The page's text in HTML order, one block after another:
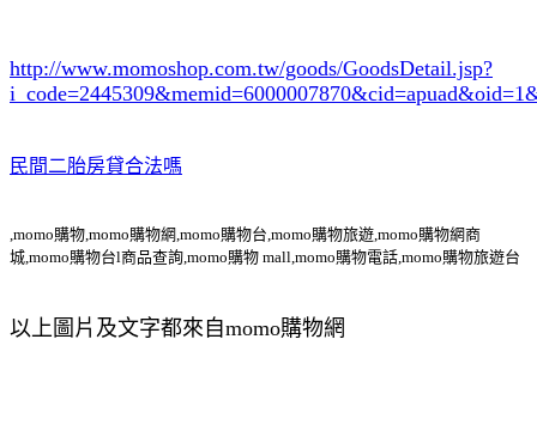
http://www.momoshop.com.tw/goods/GoodsDetail.jsp?
i_code=2445309
民間二胎房貸合法嗎
,momo購物,momo購物網,momo購物台,momo購物旅遊,momo購物網商
城,momo購物台l商品查詢,momo購物 mall,momo購物電話,momo購物旅遊台
以上圖片及文字都來自momo購物網